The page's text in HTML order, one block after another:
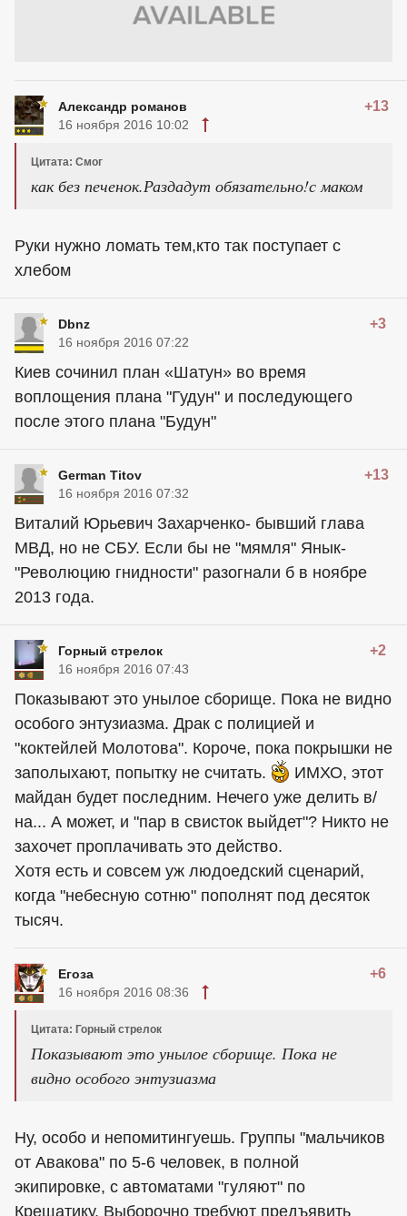
Александр романов +13
16 ноября 2016 10:02
Цитата: Смог
как без печенок.Раздадут обязательно!с маком
Руки нужно ломать тем,кто так поступает с
хлебом
Dbnz +3
16 ноября 2016 07:22
Киев сочинил план «Шатун» во время
воплощения плана "Гудун" и последующего
после этого плана "Будун"
German Titov +13
16 ноября 2016 07:32
Виталий Юрьевич Захарченко- бывший глава
МВД, но не СБУ. Если бы не "мямля" Янык-
"Революцию гнидности" разогнали б в ноябре
2013 года.
Горный стрелок +2
16 ноября 2016 07:43
Показывают это унылое сборище. Пока не видно
особого энтузиазма. Драк с полицией и
"коктейлей Молотова". Короче, пока покрышки не
заполыхают, попытку не считать.
ИМХО, этот
майдан будет последним. Нечего уже делить в/
на... А может, и "пар в свисток выйдет"? Никто не
захочет проплачивать это действо.
Хотя есть и совсем уж людоедский сценарий,
когда "небесную сотню" пополнят под десяток
тысяч.
Егоза +6
16 ноября 2016 08:36
Цитата: Горный стрелок
Показывают это унылое сборище. Пока не
видно особого энтузиазма
Ну, особо и непомитингуешь. Группы "мальчиков
от Авакова" по 5-6 человек, в полной
экипировке, с автоматами "гуляют" по
Крещатику. Выборочно требуют предъявить